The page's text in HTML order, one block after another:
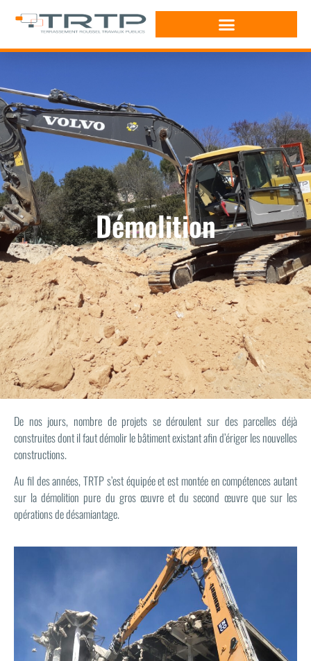
Démolition
De nos jours, nombre de projets se déroulent sur des parcelles déjà
construites dont il faut démolir le bâtiment existant afin d’ériger les nouvelles
constructions.
Au fil des années, TRTP s’est équipée et est montée en compétences autant
sur la démolition pure du gros œuvre et du second œuvre que sur les
opérations de désamiantage.